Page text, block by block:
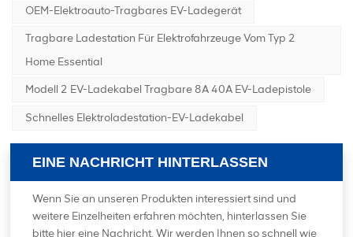
OEM-Elektroauto-Tragbares EV-Ladegerät
Tragbare Ladestation Für Elektrofahrzeuge Vom Typ 2
Home Essential
Modell 2 EV-Ladekabel Tragbare 8A 40A EV-Ladepistole
Schnelles Elektroladestation-EV-Ladekabel
EINE NACHRICHT HINTERLASSEN
Wenn Sie an unseren Produkten interessiert sind und
weitere Einzelheiten erfahren möchten, hinterlassen Sie
bitte hier eine Nachricht. Wir werden Ihnen so schnell wie